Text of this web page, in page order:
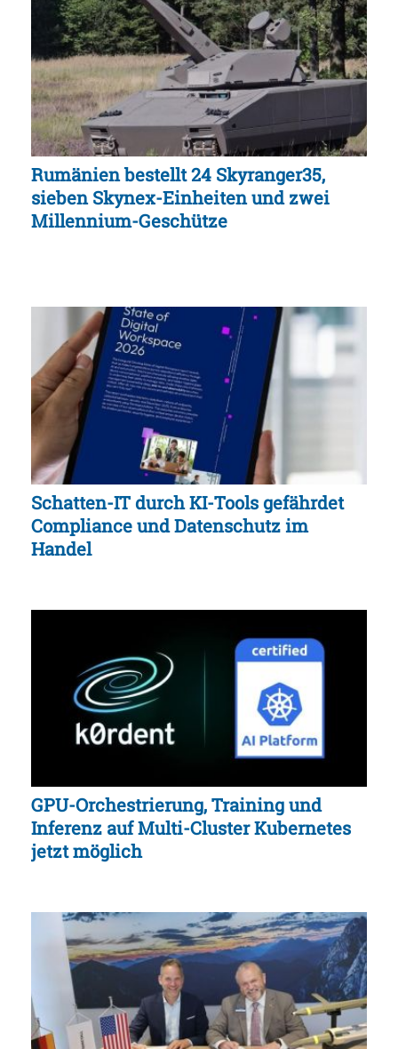
Rumänien bestellt 24 Skyranger35,
sieben Skynex-Einheiten und zwei
Millennium-Geschütze
Schatten-IT durch KI-Tools gefährdet
Compliance und Datenschutz im
Handel
GPU-Orchestrierung, Training und
Inferenz auf Multi-Cluster Kubernetes
jetzt möglich